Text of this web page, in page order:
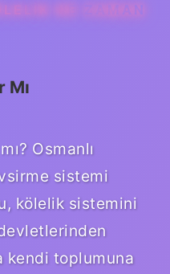
NE ZAMAN
Mı
Osmanlı
sistemi
kölelik sistemini
kendi toplumuna